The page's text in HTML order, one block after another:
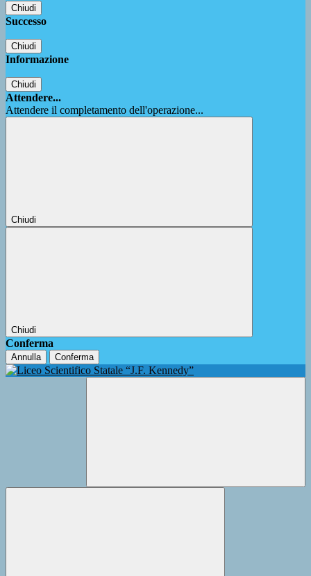
Chiudi
Successo
Chiudi
Informazione
Chiudi
Attendere...
Attendere il completamento dell'operazione...
Chiudi
Chiudi
Conferma
Annulla Conferma